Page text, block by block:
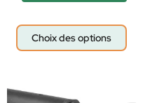
Choix des options